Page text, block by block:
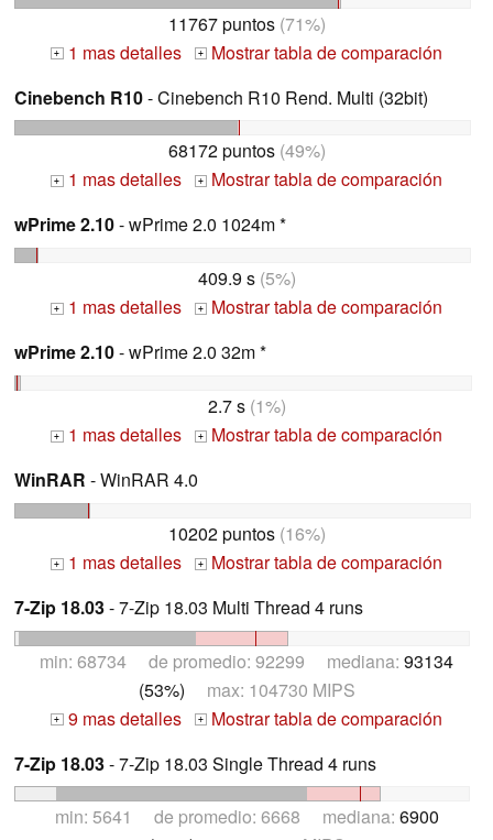
11767 puntos(71%)
+ 1 mas detalles +
Mostrar tabla de comparación
Cinebench R10- Cinebench R10 Rend. Multi (32bit)
68172 puntos(49%)
+ 1 mas detalles +
Mostrar tabla de comparación
wPrime 2.10- wPrime 2.0 1024m *
409.9 s(5%)
+ 1 mas detalles +
Mostrar tabla de comparación
wPrime 2.10- wPrime 2.0 32m *
2.7 s(1%)
+ 1 mas detalles +
Mostrar tabla de comparación
WinRAR - WinRAR 4.0
10202 puntos(16%)
+ 1 mas detalles +
Mostrar tabla de comparación
7-Zip 18.03- 7-Zip 18.03 Multi Thread 4 runs
min: 68734 de promedio: 92299 mediana: 93134
(53%) max: 104730 MIPS
+ 9 mas detalles +
Mostrar tabla de comparación
7-Zip 18.03- 7-Zip 18.03 Single Thread 4 runs
min: 5641 de promedio: 6668 mediana: 6900